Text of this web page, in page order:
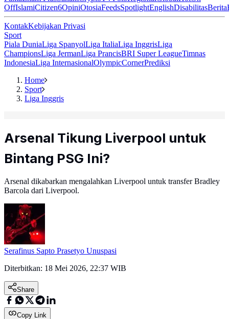
OffIslamiCitizen6OpiniOtosiaFeedsSpotlightEnglishDisabilitasBerita
KontakKebijakan Privasi
Sport
Piala DuniaLiga SpanyolLiga ItaliaLiga InggrisLiga
ChampionsLiga JermanLiga PrancisBRI Super LeagueTimnas
IndonesiaLiga InternasionalOlympicCornerPrediksi
Home
Sport
Liga Inggris
Arsenal Tikung Liverpool untuk
Bintang PSG Ini?
Arsenal dikabarkan mengalahkan Liverpool untuk transfer Bradley
Barcola dari Liverpool.
Serafinus Sapto Prasetyo Unuspasi
Diterbitkan: 18 Mei 2026, 22:37 WIB
Share
Copy Link